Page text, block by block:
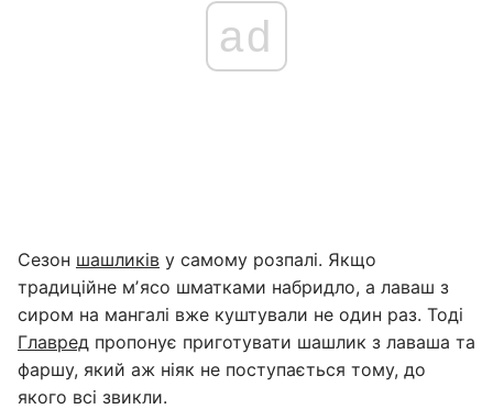
ad
Сезон шашликів у самому розпалі. Якщо
традиційне мʼясо шматками набридло, а лаваш з
сиром на мангалі вже куштували не один раз. Тоді
Главред пропонує приготувати шашлик з лаваша та
фаршу, який аж ніяк не поступається тому, до
якого всі звикли.